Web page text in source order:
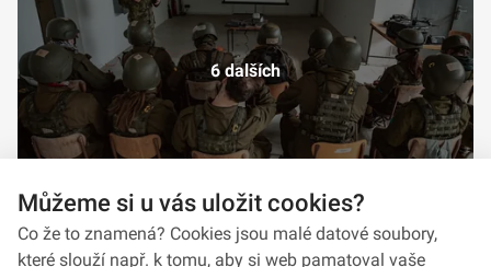
6 dalších
Můžeme si u vás uložit cookies?
Co že to znamená? Cookies jsou malé datové soubory,
které slouží např. k tomu, aby si web pamatoval vaše